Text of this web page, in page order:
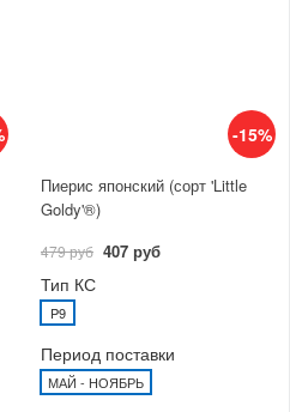
-15%
Пиерис японский (сорт 'Little
Goldy'®)
479 руб 407 руб
Тип КС
P9
Период поставки
МАЙ - НОЯБРЬ